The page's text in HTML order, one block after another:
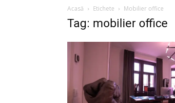
Acasă Etichete Mobilier office
Tag: mobilier office